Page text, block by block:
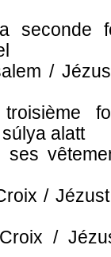
seconde
/
alatt
/
/